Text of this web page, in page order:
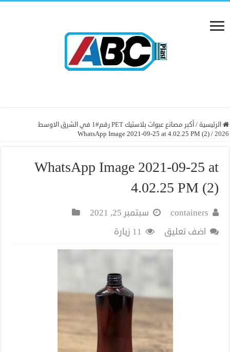
الرئيسية/
أكبر مصانع عبوات بلاستيك PET رقم#1 في الشرق الاوسط
2026
/
WhatsApp Image 2021-09-25 at 4.02.25 PM (2)
WhatsApp Image 2021-09-25 at
4.02.25 PM (2)
containers
سبتمبر 25, 2021
اضف تعليق
11 زيارة